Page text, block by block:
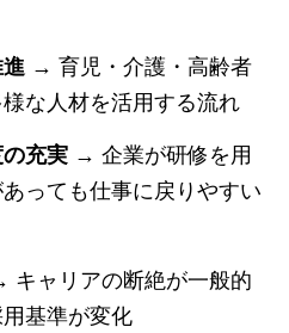
→ 育児・介護・高齢者
な人材を活用する流れ
充実 → 企業が研修を用
っても仕事に戻りやすい
キャリアの断絶が一般的
基準が変化